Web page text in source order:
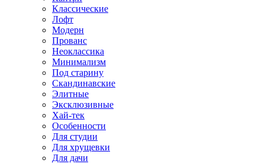
Классические
Лофт
Модерн
Прованс
Неоклассика
Минимализм
Под старину
Скандинавские
Элитные
Эксклюзивные
Хай-тек
Особенности
Для студии
Для хрущевки
Для дачи